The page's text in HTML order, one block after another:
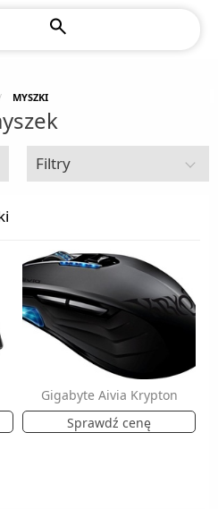
MYSZKI
Filtry
Gigabyte Aivia Krypton
Sprawdź cenę